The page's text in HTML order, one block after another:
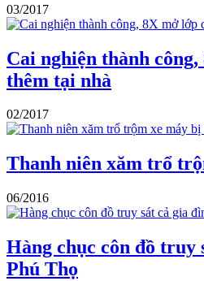
03/2017
Cai nghiện thành
thêm tại nhà
02/2017
Thanh niên xăm trổ
06/2016
Hàng chục côn đồ truy
Phú Thọ